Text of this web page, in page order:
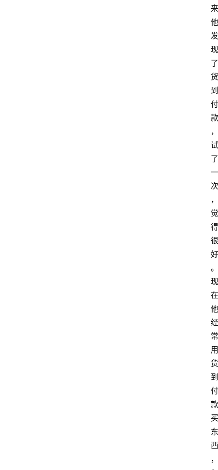
来
他
发
现
了
货
到
付
款
，
试
了
一
次
，
觉
得
很
好
。
现
在
他
经
常
用
货
到
付
款
买
东
西
，